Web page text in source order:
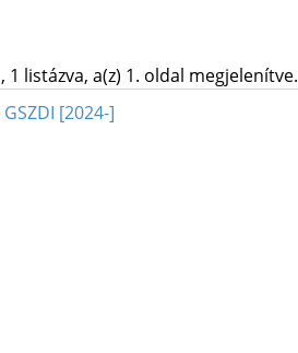
1 listázva, a(z) 1. oldal megjelenítve.
[2024-]